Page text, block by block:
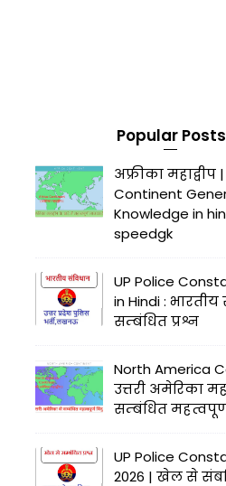
Popular Posts
अफ्रीका महाद्वीप
Continent
Knowledge in
speedgk
UP Police
in Hindi :
सम्बंधित प्रश्न
North America
उत्तरी अमेरिका
सम्बंधित
UP Police
2026 | खेल से